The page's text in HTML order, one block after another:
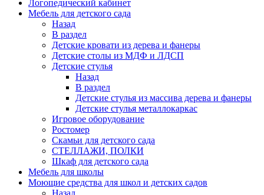
Логопедический кабинет
Мебель для детского сада
Назад
В раздел
Детские кровати из дерева и фанеры
Детские столы из МДФ и ЛДСП
Детские стулья
Назад
В раздел
Детские стулья из массива дерева и фанеры
Детские стулья металлокаркас
Игровое оборудование
Ростомер
Скамьи для детского сада
СТЕЛЛАЖИ, ПОЛКИ
Шкаф для детского сада
Мебель для школы
Моющие средства для школ и детских садов
Назад